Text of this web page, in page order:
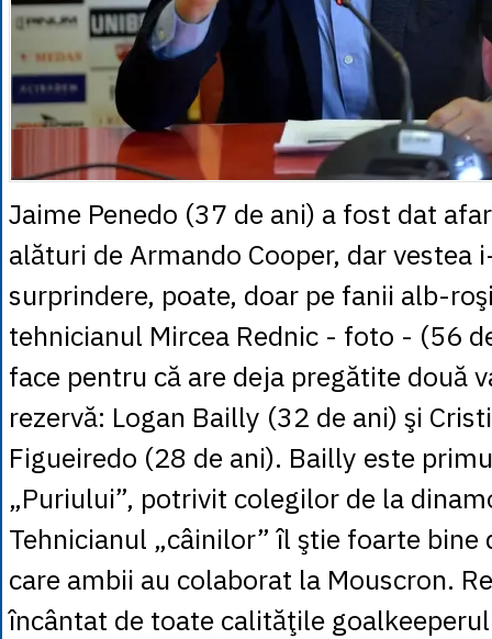
Jaime Penedo (37 de ani) a fost dat
alături de Armando Cooper, dar vestea
surprindere, poate, doar pe fanii alb-
tehnicianul Mircea Rednic - foto - (56
face pentru că are deja pregătite două
rezervă: Logan Bailly (32 de ani) şi
Figueiredo (28 de ani). Bailly este
„Puriului”, potrivit colegilor de la
Tehnicianul „câinilor” îl ştie foarte bine
care ambii au colaborat la Mouscron.
încântat de toate calităţile